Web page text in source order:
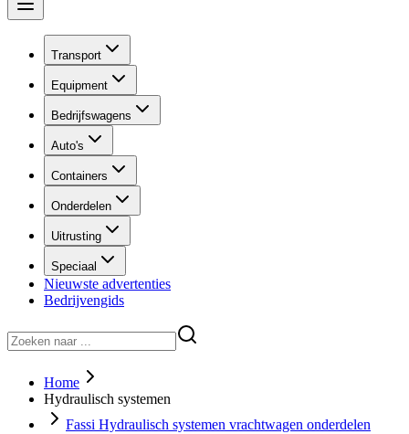
Transport
Equipment
Bedrijfswagens
Auto's
Containers
Onderdelen
Uitrusting
Speciaal
Nieuwste advertenties
Bedrijvengids
Home
Hydraulisch systemen
Fassi Hydraulisch systemen vrachtwagen onderdelen